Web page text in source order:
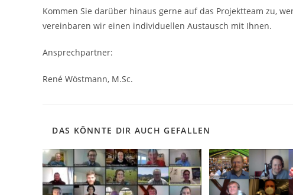
Kommen Sie darüber hinaus gerne auf das Projektteam zu,
vereinbaren wir einen individuellen Austausch mit Ihnen.
Ansprechpartner:
René Wöstmann, M.Sc.
DAS KÖNNTE DIR AUCH GEFALLEN